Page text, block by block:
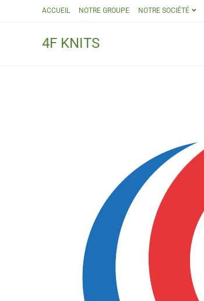
ACCUEIL NOTRE GROUPE NOTRE SOCIÉTÉ
4F KNITS